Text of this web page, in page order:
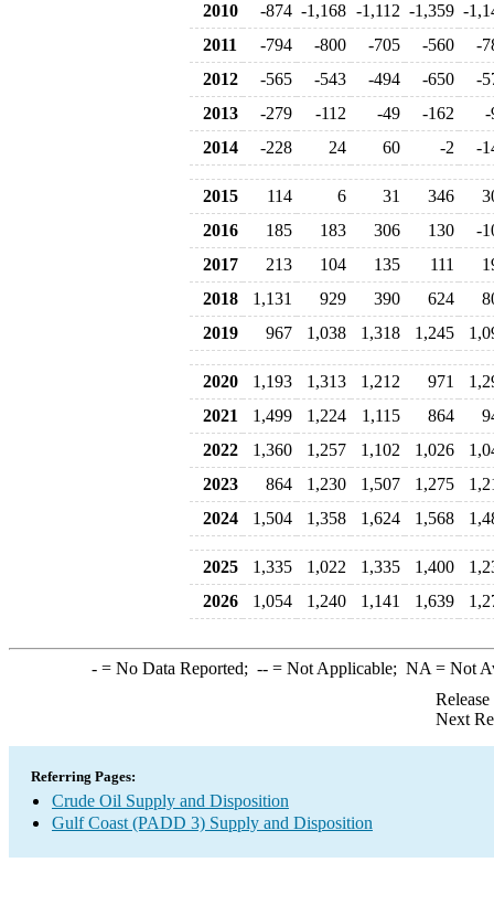
2010 -874 -1,168 -1,112 -1,359 -
2011
-794 -800 -705 -560
-
2012
-565 -543 -494 -650
-
2013
-279 -112 -49 -162
-
2014
-228 24 60 -2 -
2015 114 6 31 346
2016
185 183 306 130
-
2017
213 104 135 111
2018
1,131 929 390 624
2019
967 1,038 1,318 1,245
2020 1,193 1,313 1,212 971
2021
1,499 1,224 1,115 864
2022
1,360 1,257 1,102 1,026
2023
864 1,230 1,507 1,275
2024
1,504 1,358 1,624 1,568
2025 1,335 1,022 1,335 1,400
2026
1,054 1,240 1,141 1,639
-= No Data Reported; --= Not Applicable; NA = Not
Next
Referring Pages:
Crude Oil Supply and Disposition
Gulf Coast (PADD 3) Supply and Disposition